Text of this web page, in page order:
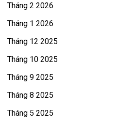
Tháng 2 2026
Tháng 1 2026
Tháng 12 2025
Tháng 10 2025
Tháng 9 2025
Tháng 8 2025
Tháng 5 2025